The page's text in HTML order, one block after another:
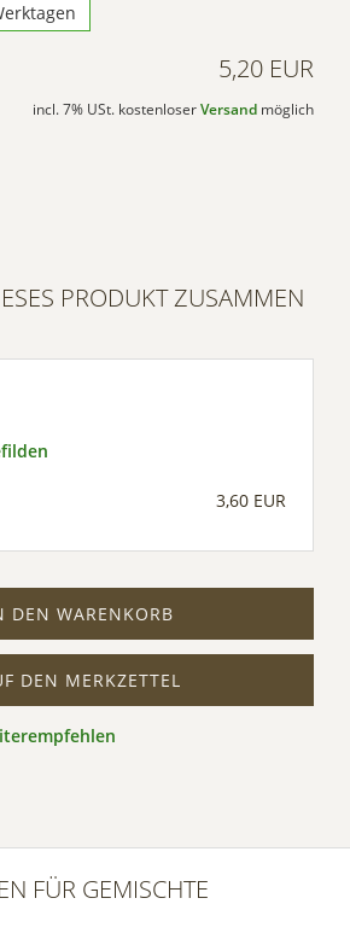
5,20 EUR
incl. 7% USt. kostenloser Versand möglich
PRODUKT ZUSAMMEN
3,60 EUR
DEN WARENKORB
DEN MERKZETTEL
FÜR GEMISCHTE